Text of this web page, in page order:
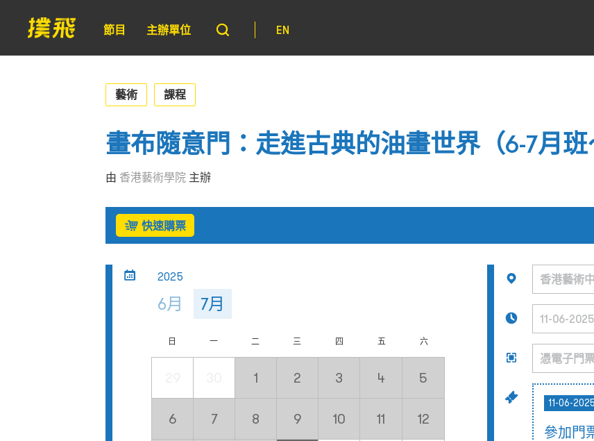
節目 主辦單位 EN
藝術 課程
畫布隨意門：走進古典的油畫世界（6-7月班
由 香港藝術學院 主辦
快速購票
2025
6月 7月
日 一 二 三 四 五 六
1 2 3 4 5
6 7 8 9 10 11 12
11-06-
參加門